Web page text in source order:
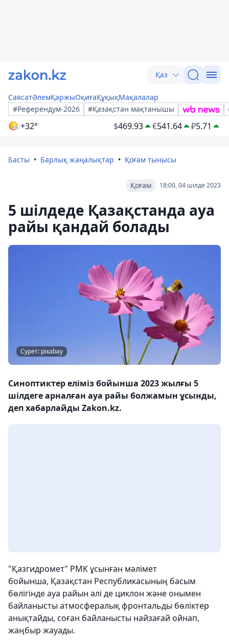
Қаз
СаясатӘлемҚаржыОқиғаҚұқықМақалалар
#Референдум-2026
#Қазақстан мақтанышы
+32° $469.93 €541.64 ₽5.71
Басты Барлық жаңалықтар Қоғам тынысы
18:00, 04 шілде 2023
Қоғам
5 шілдеде Қазақстанда ауа
райы қандай болады
Сурет: pixabay
Синоптиктер еліміз бойынша 2023 жылғы 5
шілдеге арналған ауа райы болжамын ұсынды,
деп хабарлайды Zakon.kz.
"Қазгидромет" РМК ұсынған мәлімет
бойынша, Қазақстан Республикасының басым
бөлігінде ауа райын әлі де циклон және онымен
байланысты атмосфералық фронтальды бөліктер
анықтайды, соған байланысты найзағай ойнап,
жаңбыр жауады.